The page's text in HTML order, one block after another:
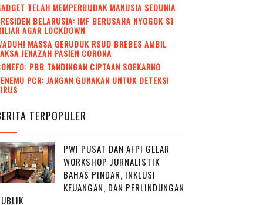
TELAH MEMPERBUDAK MANUSIA SEDUNIA
BELARUSIA: IMF BERUSAHA NYOGOK $1
AGAR LOCKDOWN
MASSA GERUDUK RSUD BREBES AMBIL
JENAZAH PASIEN CORONA
PBB TANDINGAN CIPTAAN SOEKARNO
PCR: JANGAN GUNAKAN UNTUK DETEKSI
TERPOPULER
PWI PUSAT DAN AFPI GELAR
WORKSHOP JURNALISTIK
BAHAS PINDAR, INKLUSI
KEUANGAN, DAN PERLINDUNGAN